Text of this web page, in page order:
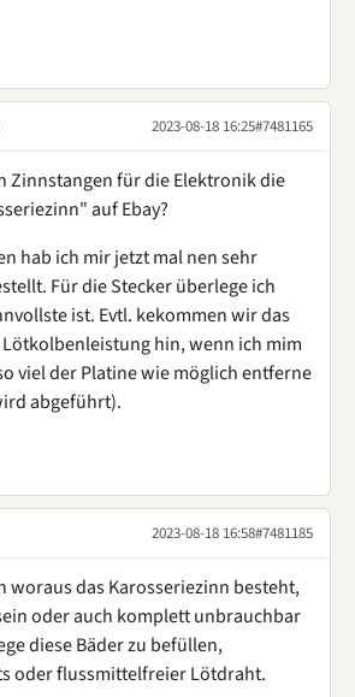
2023-08-18 16:25#7481165
Zinnstangen für die Elektronik die
auf Ebay?
hab ich mir jetzt mal nen sehr
Für die Stecker überlege ich
ist. Evtl. kekommen wir das
hin, wenn ich mim
viel der Platine wie möglich entferne
abgeführt).
2023-08-18 16:58#7481185
woraus das Karosseriezinn besteht,
oder auch komplett unbrauchbar
diese Bäder zu befüllen,
oder flussmittelfreier Lötdraht.